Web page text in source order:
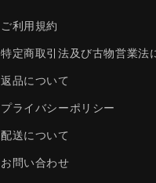
ご利用規約
特定商取引法及び古物営業法
返品について
プライバシーポリシー
配送について
お問い合わせ